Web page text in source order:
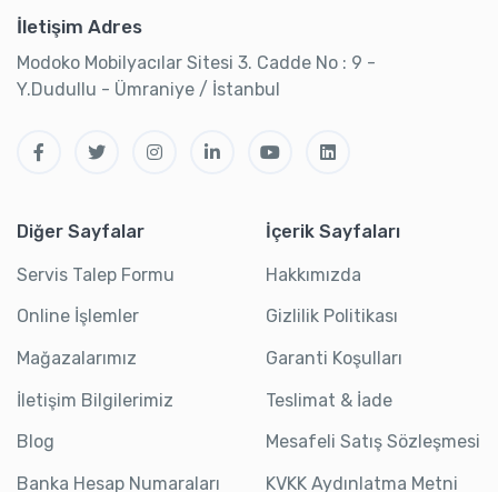
İletişim Adres
Modoko Mobilyacılar Sitesi 3. Cadde No : 9 -
Y.Dudullu - Ümraniye / İstanbul
Diğer Sayfalar
Servis Talep Formu
Online İşlemler
Mağazalarımız
İletişim Bilgilerimiz
Blog
Banka Hesap Numaraları
İçerik Sayfaları
Hakkımızda
Gizlilik Politikası
Garanti Koşulları
Teslimat & İade
Mesafeli Satış Sözleşmesi
KVKK Aydınlatma Metni